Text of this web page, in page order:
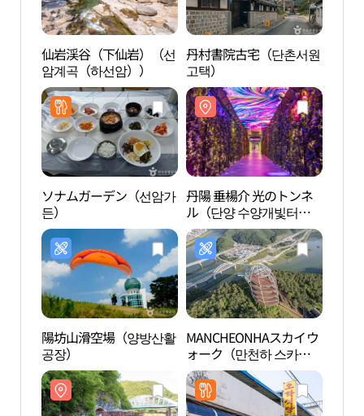
仙岩渓谷（下仙岩）（선
암계곡（하선암））
丹村書院古宅（단촌서원
고택）
ソナムガーデン（선암가
든）
丹陽 垂楊介 光のトンネ
ル（단양 수양개빛터
널）
陽坊山滑空場（양방산활
공장）
MANCHEONHAスカイウ
ォーク（만천하 스카이
워크）